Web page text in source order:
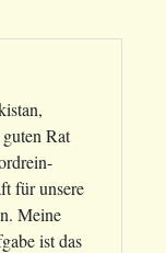
Rat
für unsere
Meine
ist das